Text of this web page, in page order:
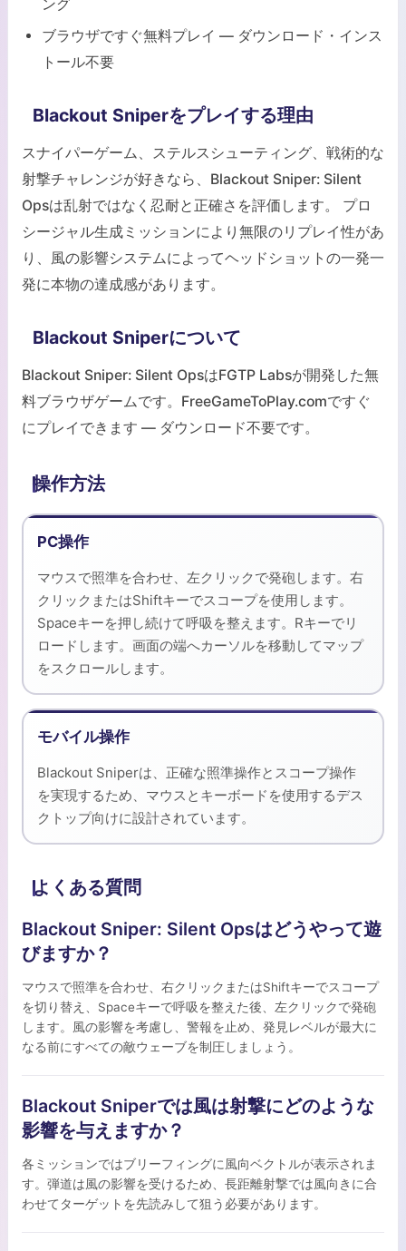
ング
ブラウザですぐ無料プレイ — ダウンロード・インス
トール不要
Blackout Sniperをプレイする理由
スナイパーゲーム、ステルスシューティング、戦術的な
射撃チャレンジが好きなら、Blackout Sniper: Silent
Opsは乱射ではなく忍耐と正確さを評価します。 プロ
シージャル生成ミッションにより無限のリプレイ性があ
り、風の影響システムによってヘッドショットの一発一
発に本物の達成感があります。
Blackout Sniperについて
Blackout Sniper: Silent OpsはFGTP Labsが開発した無
料ブラウザゲームです。FreeGameToPlay.comですぐ
にプレイできます — ダウンロード不要です。
操作方法
PC操作
マウスで照準を合わせ、左クリックで発砲します。右
クリックまたはShiftキーでスコープを使用します。
Spaceキーを押し続けて呼吸を整えます。Rキーでリ
ロードします。画面の端へカーソルを移動してマップ
をスクロールします。
モバイル操作
Blackout Sniperは、正確な照準操作とスコープ操作
を実現するため、マウスとキーボードを使用するデス
クトップ向けに設計されています。
よくある質問
Blackout Sniper: Silent Opsはどうやって遊
びますか？
マウスで照準を合わせ、右クリックまたはShiftキーでスコープ
を切り替え、Spaceキーで呼吸を整えた後、左クリックで発砲
します。風の影響を考慮し、警報を止め、発見レベルが最大に
なる前にすべての敵ウェーブを制圧しましょう。
Blackout Sniperでは風は射撃にどのような
影響を与えますか？
各ミッションではブリーフィングに風向ベクトルが表示されま
す。弾道は風の影響を受けるため、長距離射撃では風向きに合
わせてターゲットを先読みして狙う必要があります。